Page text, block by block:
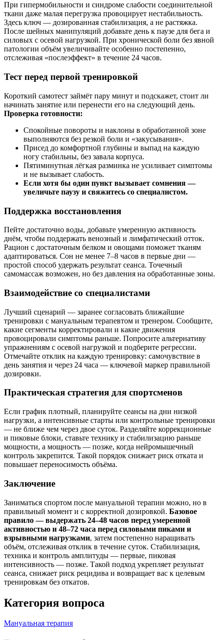
При гипермобильности и синдроме слабости соединительной
ткани даже малая перегрузка провоцирует нестабильность.
Здесь ключ — дозированная стабилизация, а не растяжка.
После шейных манипуляций добавьте день к паузе для бега и
силовых с осевой нагрузкой. При хронической боли без явной
патологии объём увеличивайте особенно постепенно,
отслеживая «послеэффект» в течение 24 часов.
Тест перед первой тренировкой
Короткий самотест займёт пару минут и подскажет, стоит ли
начинать занятие или перенести его на следующий день.
Проверка готовности:
Спокойные повороты и наклоны в обработанной зоне
выполняются без резкой боли и «закусывания».
Присед до комфортной глубины и выпад на каждую
ногу стабильны, без завала корпуса.
Пятиминутная лёгкая разминка не усиливает симптомы
и не вызывает слабость.
Если хотя бы один пункт вызывает сомнения —
увеличьте паузу и свяжитесь со специалистом.
Поддержка восстановления
Пейте достаточно воды, добавьте умеренную активность
днём, чтобы поддержать венозный и лимфатический отток.
Рацион с достаточным белком и овощами поможет тканям
адаптироваться. Сон не менее 7–8 часов в первые дни —
простой способ удержать результат сеанса. Точечный
самомассаж возможен, но без давления на обработанные зоны.
Взаимодействие со специалистами
Лучший сценарий — заранее согласовать ближайшие
тренировки с мануальным терапевтом и тренером. Сообщите,
какие сегменты корректировали и какие движения
провоцировали симптомы раньше. Попросите альтернативу
упражнениям с осевой нагрузкой и подберите регрессии.
Отмечайте отклик на каждую тренировку: самочувствие в
день занятия и через 24 часа — ключевой маркер правильной
дозировки.
Практическая стратегия для спортсменов
Если график плотный, планируйте сеансы на дни низкой
нагрузки, а интенсивные старты или контрольные тренировки
— не ближе чем через двое суток. Разделяйте коррекционные
и пиковые блоки, ставьте технику и стабилизацию раньше
мощности, а мощность — позже, когда нейромышечный
контроль закрепится. Такой порядок снижает риск отката и
повышает переносимость объёма.
Заключение
Заниматься спортом после мануальной терапии можно, но в
правильный момент и с корректной дозировкой. Базовое
правило — выдержать 24–48 часов перед умеренной
активностью и 48–72 часа перед силовыми пиками и
взрывными нагрузками, затем постепенно наращивать
объём, отслеживая отклик в течение суток. Стабилизация,
техника и контроль амплитуды — первые, пиковая
интенсивность — позже. Такой подход укрепляет результат
сеанса, снижает риск рецидива и возвращает вас к целевым
тренировкам без откатов.
Категория вопроса
Мануальная терапия